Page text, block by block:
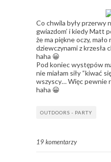
Co chwila były przerwy
gwiazdom’ i kiedy Matt
że ma piękne oczy, mało
dziewczynami z krzesła
haha 😀
Pod koniec występów
nie miałam siły “kiwać
wszyscy… Więc pewnie
haha 😀
OUTDOORS - PARTY
19 komentarzy